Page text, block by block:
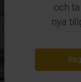
Köpa
Sökordning
och
nya